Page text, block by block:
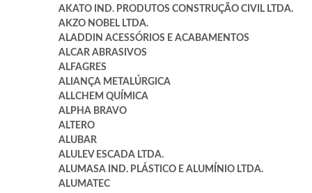
AKATO IND. PRODUTOS CONSTRUÇÃO CIVIL LTDA.
AKZO NOBEL LTDA.
ALADDIN ACESSÓRIOS E ACABAMENTOS
ALCAR ABRASIVOS
ALFAGRES
ALIANÇA METALÚRGICA
ALLCHEM QUÍMICA
ALPHA BRAVO
ALTERO
ALUBAR
ALULEV ESCADA LTDA.
ALUMASA IND. PLÁSTICO E ALUMÍNIO LTDA.
ALUMATEC